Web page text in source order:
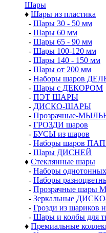
Шары
♦ Шары из пластика
- Шары 30 - 50 мм
- Шары 60 мм
- Шары 65 - 90 мм
- Шары 100-120 мм
- Шары 140 - 150 мм
- Шары от 200 мм
- Наборы шаров
- Шары с ДЕКОРОМ
- ПЭТ ШАРЫ
- ДИСКО-ШАРЫ
- Прозрачные-
- ГРОЗДИ шаров
- БУСЫ из шаров
- Наборы шаров
- Шары ДИСНЕЙ
♦ Стеклянные шары
- Наборы
- Наборы
- Прозрачные
- Зеркальные
- Грозди из шариков
- Шары и колбы для
♦ Премиальные